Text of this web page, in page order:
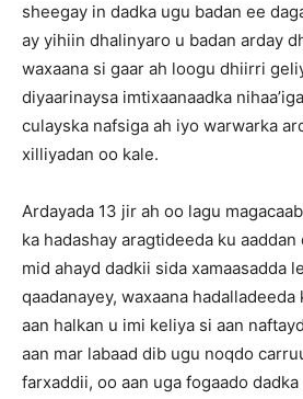
sheegay in dadka ugu badan ee
ay yihiin dhalinyaro u badan arday
waxaana si gaar ah loogu dhiirri
diyaarinaysa imtixaanaadka
culayska nafsiga ah iyo warwarka
xilliyadan oo kale.
Ardayada 13 jir ah oo lagu
ka hadashay aragtideeda ku aaddan
mid ahayd dadkii sida xamaasadda
qaadanayey, waxaana hadalladeeda
aan halkan u imi keliya si aan
aan mar labaad dib ugu noqdo
farxaddii, oo aan uga fogaado